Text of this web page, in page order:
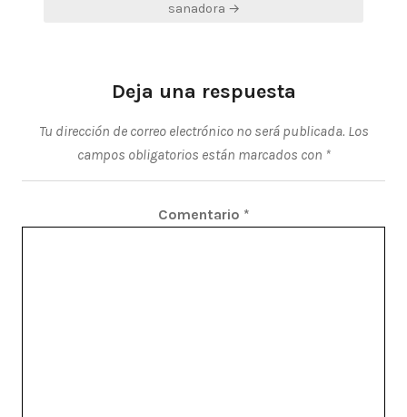
sanadora →
Deja una respuesta
Tu dirección de correo electrónico no será publicada. Los
campos obligatorios están marcados con *
Comentario *